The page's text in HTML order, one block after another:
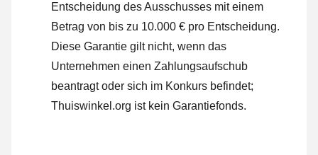
Entscheidung des Ausschusses mit einem
Betrag von bis zu 10.000 € pro Entscheidung.
Diese Garantie gilt nicht, wenn das
Unternehmen einen Zahlungsaufschub
beantragt oder sich im Konkurs befindet;
Thuiswinkel.org ist kein Garantiefonds.